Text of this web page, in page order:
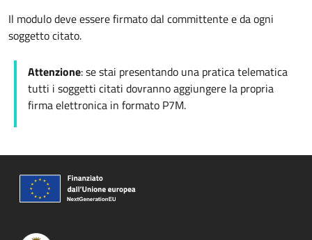
Il modulo deve essere firmato dal committente e da ogni
soggetto citato.
Attenzione: se stai presentando una pratica telematica
tutti i soggetti citati dovranno aggiungere la propria
firma elettronica in formato P7M.